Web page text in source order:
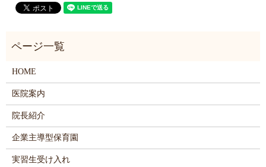
HOME
医院案内
院長紹介
企業主導型保育園
実習生受け入れ